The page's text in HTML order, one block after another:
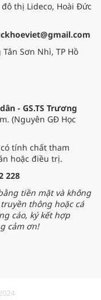
thị Lideco, Hoài Đức
Sơn Nhì, TP Hồ
- GS.TS Trương
(Nguyên GĐ Học
tính chất tham
hoặc điều trị.
228
tiền mặt và không
thông hoặc cá
cáo, ký kết hợp
cảm ơn!